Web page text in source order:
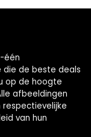
één
die de beste deals
op de hoogte
afbeeldingen
respectievelijke
van hun